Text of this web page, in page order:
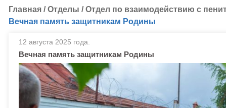
Главная /Отделы /Отдел по взаимодействию с
Вечная память защитникам Родины
12 августа 2025 года.
Вечная память защитникам Родины